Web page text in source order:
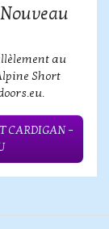
au
Short
CARDIGAN –